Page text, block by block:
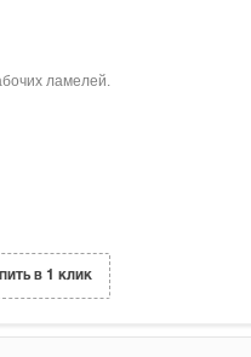
ламелей.
в 1 клик